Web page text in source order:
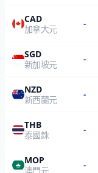
CAD
加拿大元
-
SGD
新加坡元
-
NZD
新西蘭元
-
THB
泰國銖
-
MOP
澳門元
-